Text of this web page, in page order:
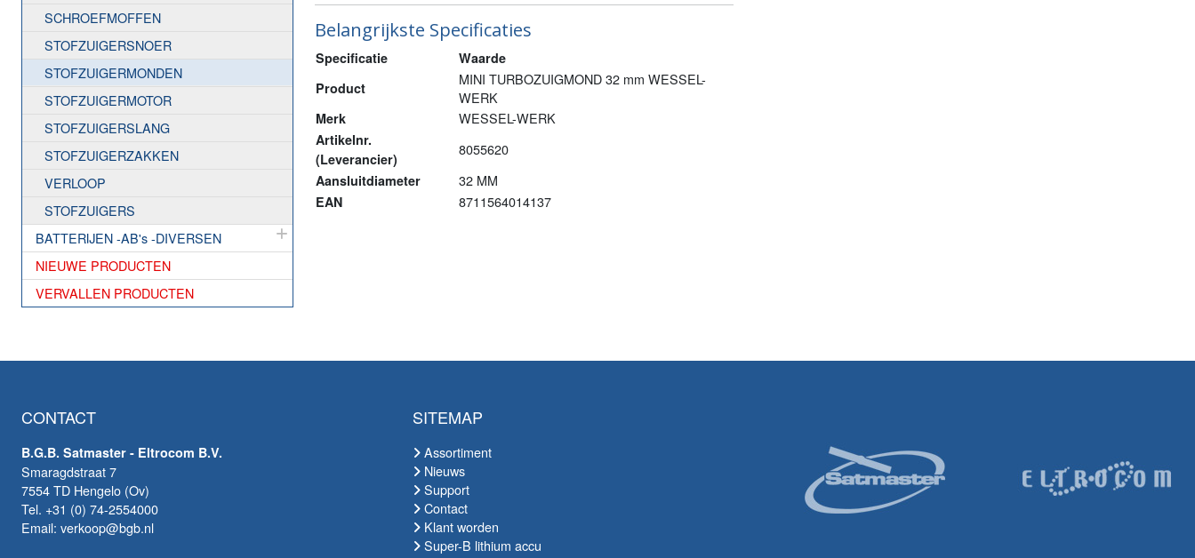
SCHROEFMOFFEN
STOFZUIGERSNOER
STOFZUIGERMONDEN
STOFZUIGERMOTOR
STOFZUIGERSLANG
STOFZUIGERZAKKEN
VERLOOP
STOFZUIGERS
BATTERIJEN -AB's -DIVERSEN
NIEUWE PRODUCTEN
VERVALLEN PRODUCTEN
Belangrijkste Specificaties
Specificatie
Waarde
Product
MINI TURBOZUIGMOND 32 mm WESSEL-
WERK
Merk WESSEL-WERK
Artikelnr.
(Leverancier)
8055620
Aansluitdiameter 32 MM
EAN 8711564014137
CONTACT
B.G.B. Satmaster - Eltrocom B.V.
Smaragdstraat 7
7554 TD Hengelo (Ov)
Tel. +31 (0) 74-2554000
Email: verkoop@bgb.nl
SITEMAP
Assortiment
Nieuws
Support
Contact
Klant worden
Super-B lithium accu